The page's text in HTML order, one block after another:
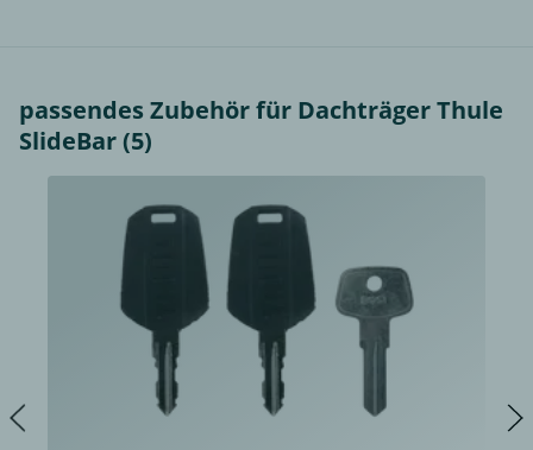
passendes Zubehör für Dachträger Thule
SlideBar (5)